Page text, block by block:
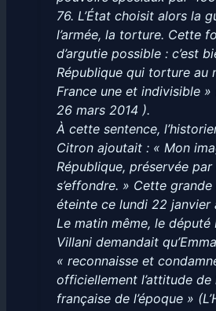
76. L’État choisit alors la
l’armée, la torture. Cette
d’argutie possible : c’est
République qui torture au
France une et indivisible »
26 mars 2014 ).
À cette sentence,
Citron ajoutait : « Mon
République, préservée par
s’effondre. » Cette grande
éteinte ce lundi 22 janvier
Le matin même, le député
Villani demandait
« reconnaisse et
officiellement l’attitude de
française de l’époque »